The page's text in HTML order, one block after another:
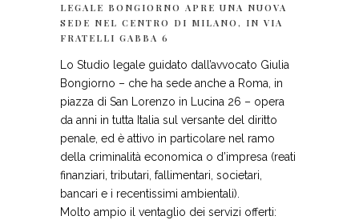
LEGALE BONGIORNO APRE UNA NUOVA
SEDE NEL CENTRO DI MILANO, IN VIA
FRATELLI GABBA 6
Lo Studio legale guidato dall’avvocato Giulia
Bongiorno – che ha sede anche a Roma, in
piazza di San Lorenzo in Lucina 26 – opera
da anni in tutta Italia sul versante del diritto
penale, ed è attivo in particolare nel ramo
della criminalità economica o d’impresa (reati
finanziari, tributari, fallimentari, societari,
bancari e i recentissimi ambientali).
Molto ampio il ventaglio dei servizi offerti: